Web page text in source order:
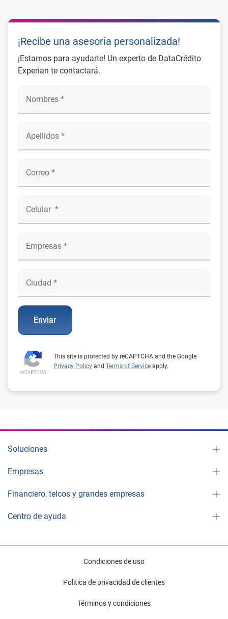
¡Recibe una asesoría personalizada!
¡Estamos para ayudarte! Un experto de DataCrédito
Experian te contactará.
Enviar
This site is protected by reCAPTCHA and the Google
Privacy Policy and Terms of Service apply.
Soluciones
Empresas
Financiero, telcos y grandes empresas
Centro de ayuda
Condiciones de uso
Politica de privacidad de clientes
Términos y condiciones